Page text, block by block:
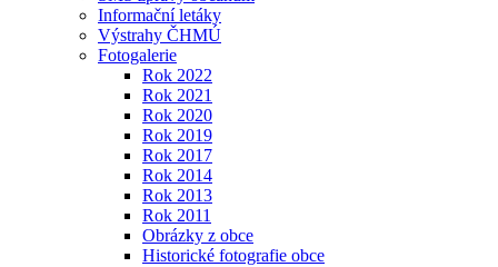
Informační letáky
Výstrahy ČHMÚ
Fotogalerie
Rok 2022
Rok 2021
Rok 2020
Rok 2019
Rok 2017
Rok 2014
Rok 2013
Rok 2011
Obrázky z obce
Historické fotografie obce